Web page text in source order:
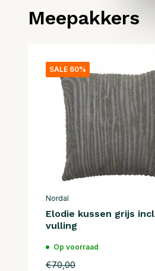
Meepakkers
SALE 60%
Nordal
Elodie kussen grijs incl
vulling
Op voorraad
€70,00